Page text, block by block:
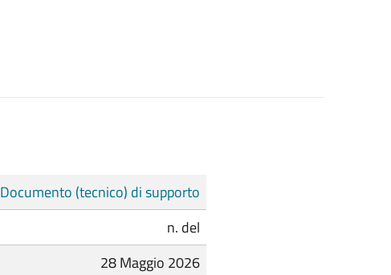
Documento (tecnico) di supporto
n. del
28 Maggio 2026